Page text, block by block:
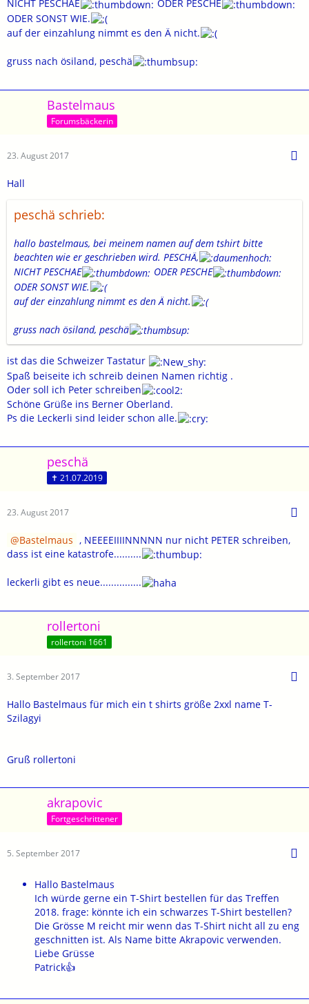
http://sportfischer-kl.de/medi…ing/Poloshirt_Groesse.pdf
Schön wäre es wenn wir ein Gruppenfoto machen könnten wo
wir alle das gleiche Shirt anhaben.
Möchte noch Bubby danken der die Logos
entworfen hat .
Bis dann Claudia
NICHT PESCHAE
ODER PESCHE
ODER SONST WIE.
auf der einzahlung nimmt es den Ä nicht.
gruss nach ösiland, peschä
Bastelmaus
Forumsbäckerin
23. August 2017
Hall
peschä schrieb:
hallo bastelmaus, bei meinem namen auf dem tshirt bitte
beachten wie er geschrieben wird. PESCHÄ,
NICHT PESCHAE
ODER PESCHE
ODER SONST WIE.
auf der einzahlung nimmt es den Ä nicht.
gruss nach ösiland, peschä
ist das die Schweizer Tastatur
Spaß beiseite ich schreib deinen Namen richtig .
Oder soll ich Peter schreiben
Schöne Grüße ins Berner Oberland.
Ps die Leckerli sind leider schon alle.
peschä
✝ 21.07.2019
23. August 2017
Bastelmaus , NEEEEIIIINNNNN nur nicht PETER schreiben,
dass ist eine katastrofe..........
leckerli gibt es neue...............
rollertoni
rollertoni 1661
3. September 2017
Hallo Bastelmaus für mich ein t shirts größe 2xxl name T-
Szilagyi
Gruß rollertoni
akrapovic
Fortgeschrittener
5. September 2017
Hallo Bastelmaus
Ich würde gerne ein T-Shirt bestellen für das Treffen
2018. frage: könnte ich ein schwarzes T-Shirt bestellen?
Die Grösse M reicht mir wenn das T-Shirt nicht all zu eng
geschnitten ist. Als Name bitte Akrapovic verwenden.
Liebe Grüsse
Patrick👍